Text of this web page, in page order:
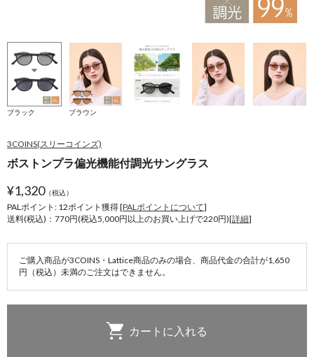
ブラック ブラウン
3COINS(スリーコインズ)
ボストンプラ偏光機能付調光サングラス
¥1,320（税込）
PALポイント: 12ポイント獲得 [PALポイントについて]
送料(税込)：770円(税込5,000円以上のお買い上げで220円)[詳細]
ご購入商品が3COINS・Lattice商品のみの場合、商品代金の合計が1,650
円（税込）未満のご注文はできません。